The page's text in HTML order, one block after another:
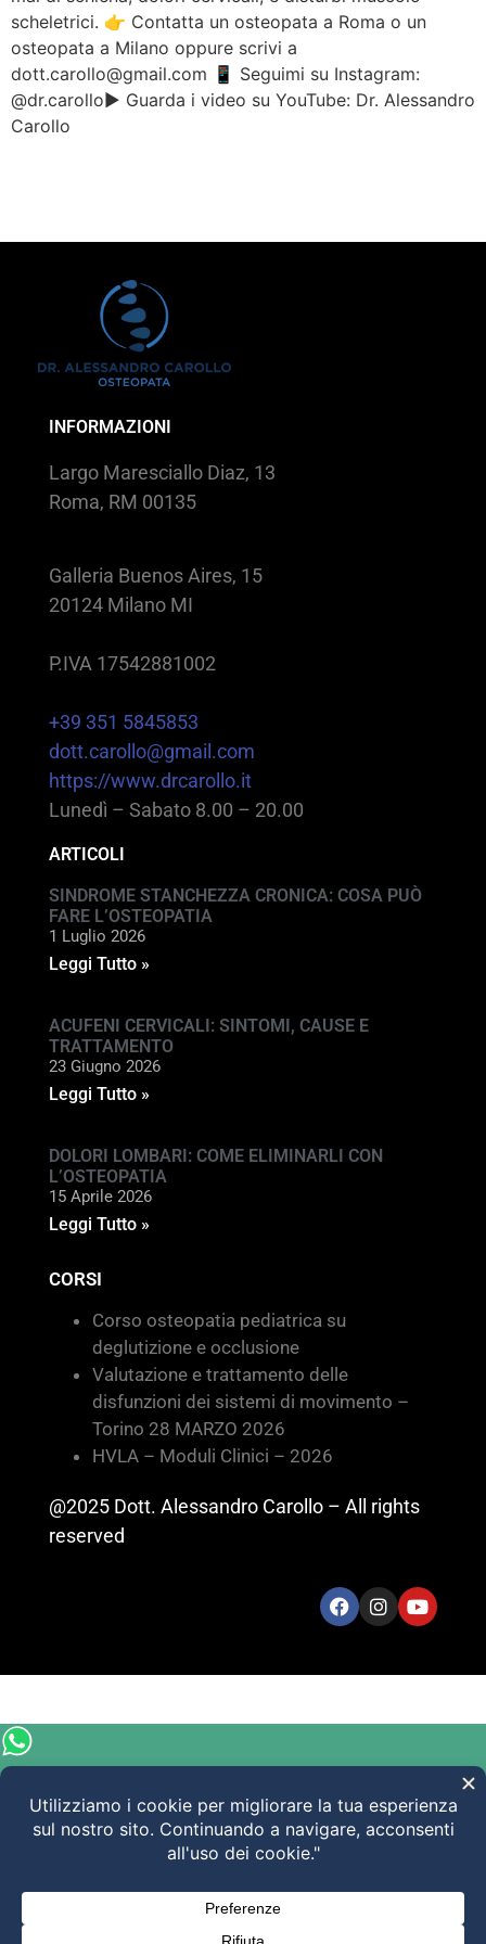
scheletrici. 👉 Contatta un osteopata a Roma o un
osteopata a Milano oppure scrivi a
dott.carollo@gmail.com 📱 Seguimi su Instagram:
@dr.carollo▶️ Guarda i video su YouTube: Dr. Alessandro
Carollo
INFORMAZIONI
Largo Maresciallo Diaz, 13
Roma, RM 00135
Galleria Buenos Aires, 15
20124 Milano MI
P.IVA 17542881002
+39 351 5845853
dott.carollo@gmail.com
https://www.drcarollo.it
Lunedì – Sabato 8.00 – 20.00
ARTICOLI
SINDROME STANCHEZZA CRONICA: COSA PUÒ
FARE L’OSTEOPATIA
1 Luglio 2026
Leggi Tutto »
ACUFENI CERVICALI: SINTOMI, CAUSE E
TRATTAMENTO
23 Giugno 2026
Leggi Tutto »
DOLORI LOMBARI: COME ELIMINARLI CON
L’OSTEOPATIA
15 Aprile 2026
Leggi Tutto »
CORSI
Corso osteopatia pediatrica su
deglutizione e occlusione
Valutazione e trattamento delle
disfunzioni dei sistemi di movimento –
Torino 28 MARZO 2026
HVLA – Moduli Clinici – 2026
@2025 Dott. Alessandro Carollo – All rights
reserved